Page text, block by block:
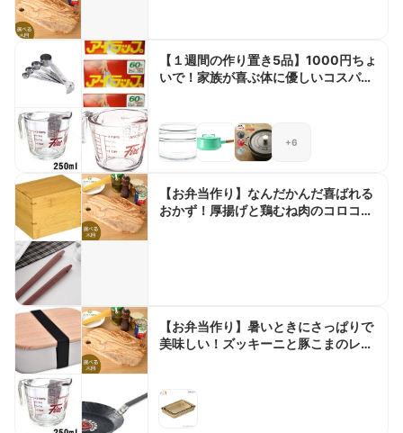
【１週間の作り置き5品】1000円ちょ
いで！家族が喜ぶ体に優しいコスパ最
+6
【お弁当作り】なんだかんだ喜ばれる
おかず！厚揚げと鶏むね肉のコロコロ
【お弁当作り】暑いときにさっぱりで
美味しい！ズッキーニと豚こまのレモ